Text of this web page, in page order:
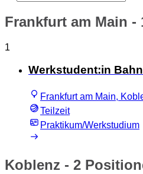
Frankfurt am Main -
1
Werkstudent:in
Frankfurt am Main,
Teilzeit
Praktikum/Werkstudium
Koblenz - 2